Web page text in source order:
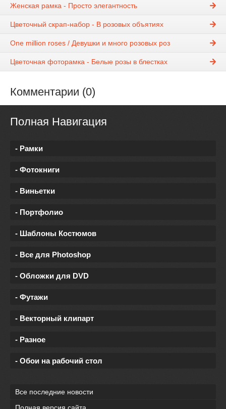
Женская рамка - Просто элегантность
Цветочный скрап-набор - В розовых объятиях
One million roses / Девушки и много розовых роз
Цветочная фоторамка - Белые розы в блестках
Комментарии (0)
Полная Навигация
- Рамки
- Фотокниги
- Виньетки
- Портфолио
- Шаблоны Костюмов
- Все для Photoshop
- Обложки для DVD
- Футажи
- Векторный клипарт
- Разное
- Обои на рабочий стол
Все последние новости
Полная версия сайта